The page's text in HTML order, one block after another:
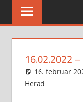
16.02.2022 –
16. februar
Herad